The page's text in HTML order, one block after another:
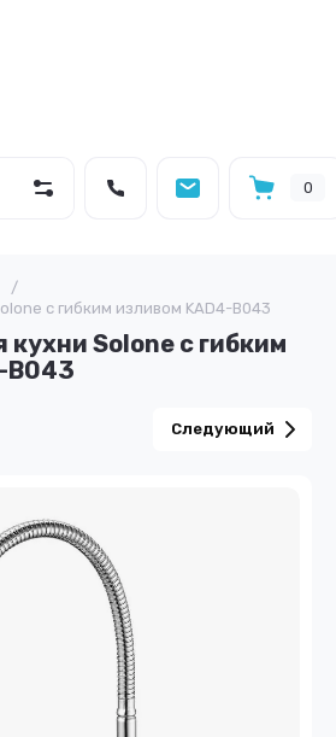
0
/
с гибким изливом KAD4-B043
кухни Solone с гибким
B043
Следующий